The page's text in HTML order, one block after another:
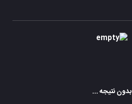
بدون نتیجه ...